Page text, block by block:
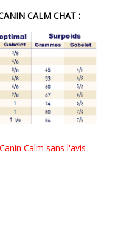
CALM CHAT :
Calm sans l'avis